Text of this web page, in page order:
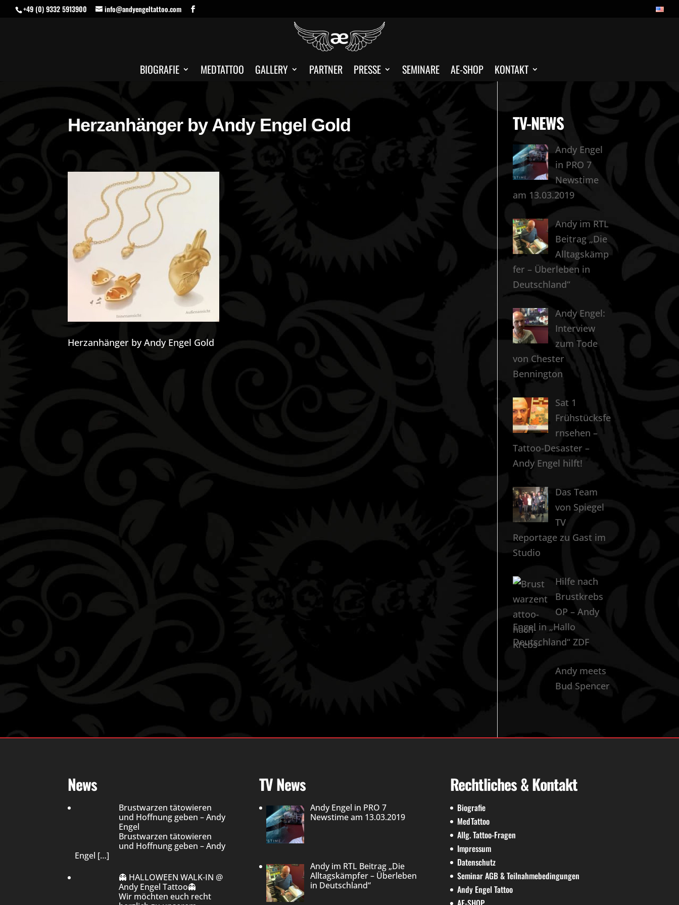
+49 (0) 9332 5913900 info@andyengeltattoo.com
BIOGRAFIE MEDTATTOO GALLERY PARTNER PRESSE SEMINARE AE-SHOP KONTAKT
Herzanhänger by Andy Engel Gold
Herzanhänger by Andy Engel Gold
TV-NEWS
Andy Engel
in PRO 7
Newstime
am 13.03.2019
Andy im RTL
Beitrag „Die
Alltagskämp
fer – Überleben in
Deutschland“
Andy Engel:
Interview
zum Tode
von Chester
Bennington
Sat 1
Frühstücksfe
rnsehen –
Tattoo-Desaster –
Andy Engel hilft!
Das Team
von Spiegel
TV
Reportage zu Gast im
Studio
Hilfe nach
Brustkrebs
OP – Andy
Engel in „Hallo
Deutschland“ ZDF
Andy meets
Bud Spencer
News
Brustwarzen tätowieren
und Hoffnung geben – Andy
Engel
Brustwarzen tätowieren
und Hoffnung geben – Andy
Engel […]
👻 HALLOWEEN WALK-IN @
Andy Engel Tattoo👻
Wir möchten euch recht
TV News
Andy Engel in PRO 7
Newstime am 13.03.2019
Andy im RTL Beitrag „Die
Alltagskämpfer – Überleben
in Deutschland“
Rechtliches & Kontakt
Biografie
MedTattoo
Allg. Tattoo-Fragen
Impressum
Datenschutz
Seminar AGB & Teilnahmebedingungen
Andy Engel Tattoo